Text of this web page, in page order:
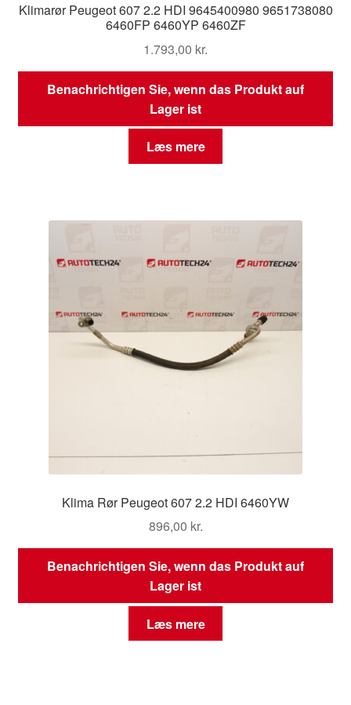
Klimarør Peugeot 607 2.2 HDI 9645400980 9651738080
6460FP 6460YP 6460ZF
1.793,00 kr.
Benachrichtigen Sie, wenn das Produkt auf
Lager ist
Læs mere
Klima Rør Peugeot 607 2.2 HDI 6460YW
896,00 kr.
Benachrichtigen Sie, wenn das Produkt auf
Lager ist
Læs mere